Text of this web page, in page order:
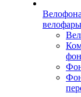
велофары